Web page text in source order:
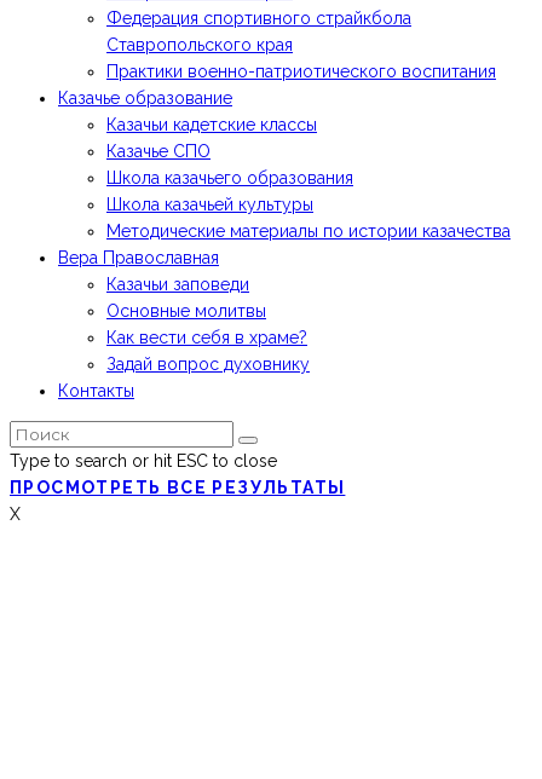
Федерация спортивного страйкбола
Ставропольского края
Практики военно-патриотического воспитания
Казачье образование
Казачьи кадетские классы
Казачье СПО
Школа казачьего образования
Школа казачьей культуры
Методические материалы по истории казачества
Вера Православная
Казачьи заповеди
Основные молитвы
Как вести себя в храме?
Задай вопрос духовнику
Контакты
Type to search or hit ESC to close
ПРОСМОТРЕТЬ ВСЕ РЕЗУЛЬТАТЫ
X